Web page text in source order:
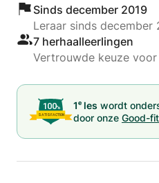
Sinds december 2019
Leraar sinds december
7 herhaalleerlingen
Vertrouwde keuze
1e les wordt
door onze Good-